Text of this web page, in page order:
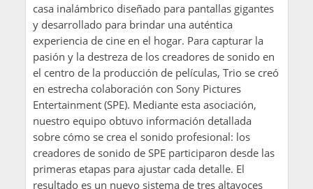
casa inalámbrico diseñado para pantallas gigantes
y desarrollado para brindar una auténtica
experiencia de cine en el hogar. Para capturar la
pasión y la destreza de los creadores de sonido en
el centro de la producción de películas, Trio se creó
en estrecha colaboración con Sony Pictures
Entertainment (SPE). Mediante esta asociación,
nuestro equipo obtuvo información detallada
sobre cómo se crea el sonido profesional: los
creadores de sonido de SPE participaron desde las
primeras etapas para ajustar cada detalle. El
resultado es un nuevo sistema de tres altavoces